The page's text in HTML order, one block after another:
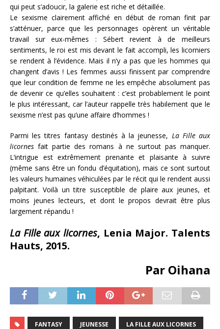
qui peut s’adoucir, la galerie est riche et détaillée.
Le sexisme clairement affiché en début de roman finit par
s’atténuer, parce que les personnages opèrent un véritable
travail sur eux-mêmes : Sébert revient à de meilleurs
sentiments, le roi est mis devant le fait accompli, les licorniers
se rendent à l’évidence. Mais il n’y a pas que les hommes qui
changent d’avis ! Les femmes aussi finissent par comprendre
que leur condition de femme ne les empêche absolument pas
de devenir ce qu’elles souhaitent : c’est probablement le point
le plus intéressant, car l’auteur rappelle très habilement que le
sexisme n’est pas qu’une affaire d’hommes !
Parmi les titres fantasy destinés à la jeunesse, La Fille aux
licornes fait partie des romans à ne surtout pas manquer.
L’intrigue est extrêmement prenante et plaisante à suivre
(même sans être un fondu d’équitation), mais ce sont surtout
les valeurs humaines véhiculées par le récit qui le rendent aussi
palpitant. Voilà un titre susceptible de plaire aux jeunes, et
moins jeunes lecteurs, et dont le propos devrait être plus
largement répandu !
La Fille aux licornes, Lenia Major. Talents
Hauts, 2015.
Par Oihana
FANTASY JEUNESSE LA FILLE AUX LICORNES